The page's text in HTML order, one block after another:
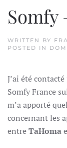
Somfy
WRITTEN BY
POSTED IN
J’ai été
Somfy France
m’a apporté
concernant les
entreTaHoma